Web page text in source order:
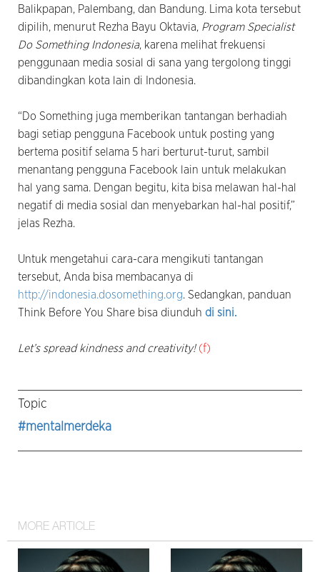
Balikpapan, Palembang, dan Bandung. Lima kota tersebut
dipilih, menurut Rezha Bayu Oktavia, Program Specialist
Do Something Indonesia, karena melihat frekuensi
penggunaan media sosial di sana yang tergolong tinggi
dibandingkan kota lain di Indonesia.
“Do Something juga memberikan tantangan berhadiah
bagi setiap pengguna Facebook untuk posting yang
bertema positif selama 5 hari berturut-turut, sambil
menantang pengguna Facebook lain untuk melakukan
hal yang sama. Dengan begitu, kita bisa melawan hal-hal
negatif di media sosial dan menyebarkan hal-hal positif,”
jelas Rezha.
Untuk mengetahui cara-cara mengikuti tantangan
tersebut, Anda bisa membacanya di
http://indonesia.dosomething.org. Sedangkan, panduan
Think Before You Share bisa diunduh di sini.
Let’s spread kindness and creativity! (f)
Topic
#mentalmerdeka
MORE ARTICLE